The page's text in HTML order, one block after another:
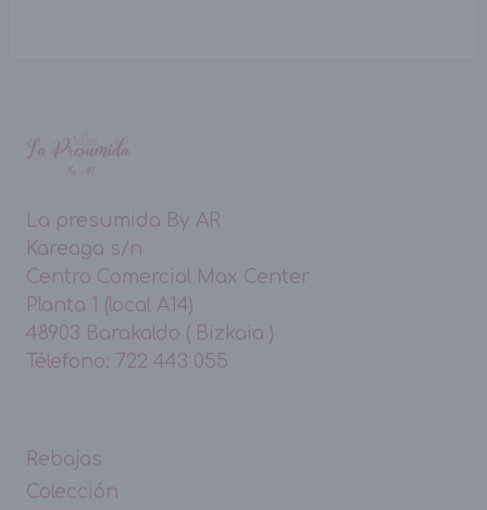
La presumida By AR
Kareaga s/n
Centro Comercial Max Center
Planta 1 (local A14)
48903 Barakaldo ( Bizkaia )
Télefono: 722 443 055
Rebajas
Colección